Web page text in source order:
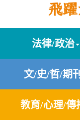
飛
法律/政治
文/史/哲/期刊
教育/心理/傳